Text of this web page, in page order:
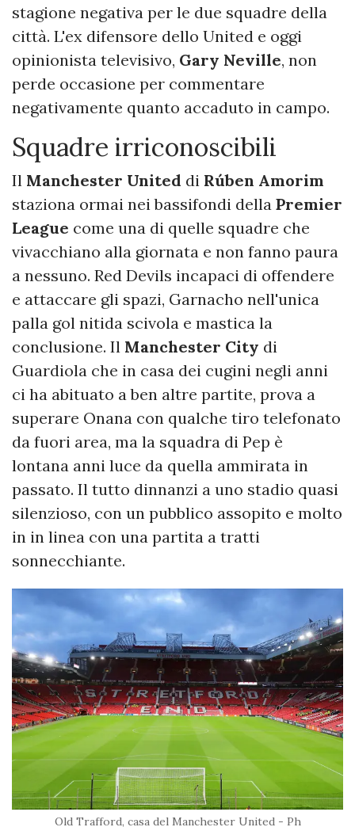
stagione negativa per le due squadre della
città. L'ex difensore dello United e oggi
opinionista televisivo, Gary Neville, non
perde occasione per commentare
negativamente quanto accaduto in campo.
Squadre irriconoscibili
Il Manchester United di Rúben Amorim
staziona ormai nei bassifondi della Premier
League come una di quelle squadre che
vivacchiano alla giornata e non fanno paura
a nessuno. Red Devils incapaci di offendere
e attaccare gli spazi, Garnacho nell'unica
palla gol nitida scivola e mastica la
conclusione. Il Manchester City di
Guardiola che in casa dei cugini negli anni
ci ha abituato a ben altre partite, prova a
superare Onana con qualche tiro telefonato
da fuori area, ma la squadra di Pep è
lontana anni luce da quella ammirata in
passato. Il tutto dinnanzi a uno stadio quasi
silenzioso, con un pubblico assopito e molto
in in linea con una partita a tratti
sonnecchiante.
Old Trafford, casa del Manchester United - Ph